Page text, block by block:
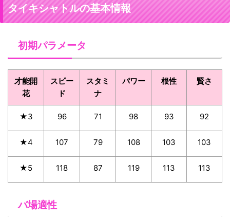
タイキシャトルの基本情報
初期パラメータ
才能開
花
スピー
ド
スタミ
ナ
パワー 根性 賢さ
★3 96 71 98 93 92
★4 107 79 108 103 103
★5 118 87 119 113 113
バ場適性